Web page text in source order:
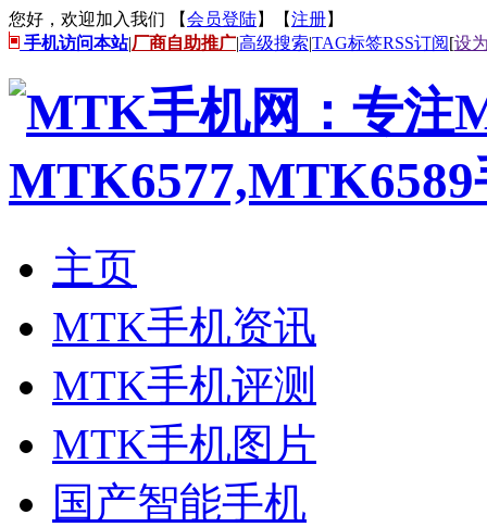
您好，欢迎加入我们 【会员登陆】【注册】
手机访问本站|厂商自助推广|高级搜索|TAG标签RSS订阅[设
主页
MTK手机资讯
MTK手机评测
MTK手机图片
国产智能手机